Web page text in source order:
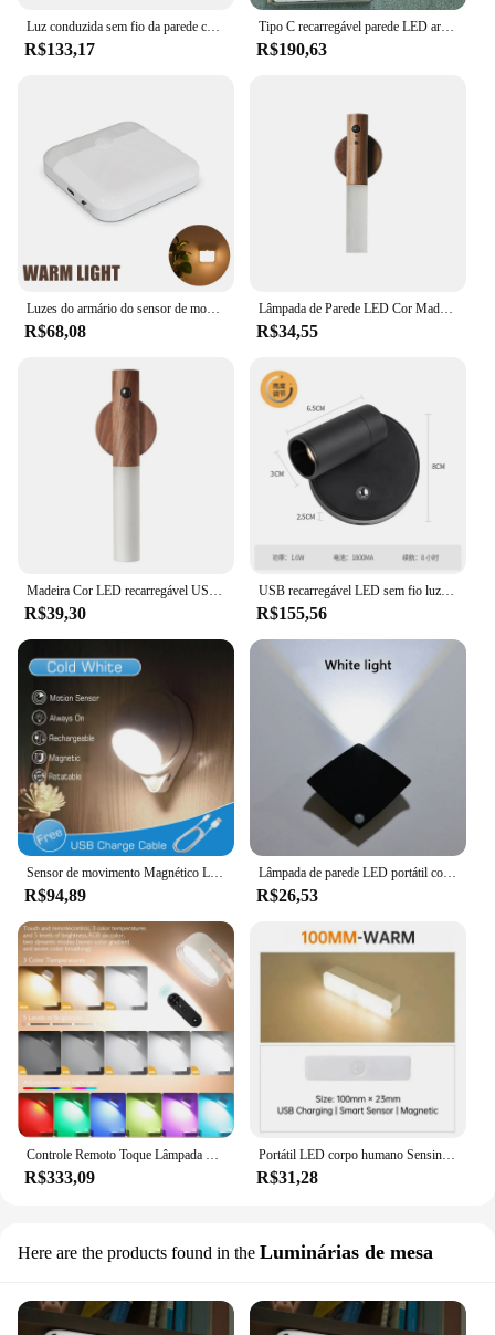
Luz conduzida sem fio da parede com controle do toque, recarregável, magnético, sem fio, para o uso interno
R$133,17
Tipo C recarregável parede LED arandelas, montado na parede, abajur, removível, 360 girar, magnético, preto, luz de leitura
R$190,63
R$68,08
Lâmpada de Parede LED Cor Madeira, USB, Auto Magnético, Sem Fio, Recarregável, Corredores, Varanda, Luzes Noturnas, Quarto, Sala, Dormitório
R$34,55
R$39,30
USB recarregável LED sem fio luz de parede com toque interruptor, base magnética, preto, branco, regulável, cabeceira lâmpada para leitura
R$155,56
R$94,89
Lâmpada de parede LED portátil com sensor de movimento, sem fio, recarregável, magnético, luz noturna, mural, iluminação do quarto, decoração do quarto
R$26,53
R$333,09
Portátil LED corpo humano Sensing Night Light, Handheld Night Light, longa absorção magnética, corredor, escada, armário de vinho, armário
R$31,28
Here are the products found in the Luminárias de mesa